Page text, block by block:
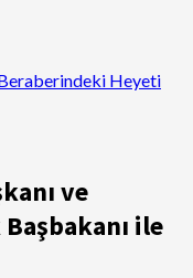
Heyeti
ve
ile